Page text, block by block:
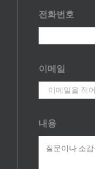
전화번호
이메일
내용